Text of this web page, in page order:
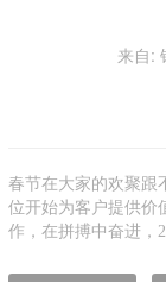
来自:
春节在大家的欢聚跟
位开始为客户提供价
作，在拼搏中奋进，